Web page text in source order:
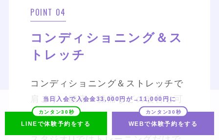
POINT 04
コンディショニング＆ス
トレッチ
コンディショニング＆ストレッチで
肩こり・腰痛・膝痛などの改善も可
能。
当日入会で入会金33,000円が→11,000円に
LINEで体験予約をする WEBで体験予約をする